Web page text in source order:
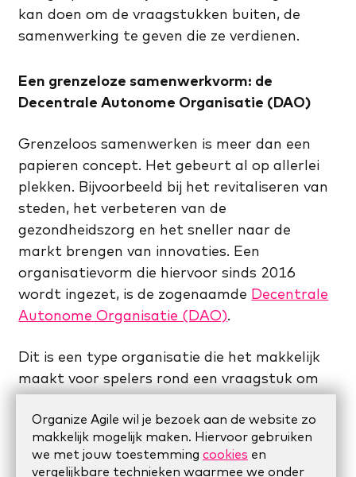
kan doen om de vraagstukken buiten, de
samenwerking te geven die ze verdienen.
Een grenzeloze samenwerkvorm: de
Decentrale Autonome Organisatie (DAO)
Grenzeloos samenwerken is meer dan een
papieren concept. Het gebeurt al op allerlei
plekken. Bijvoorbeeld bij het revitaliseren van
steden, het verbeteren van de
gezondheidszorg en het sneller naar de
markt brengen van innovaties. Een
organisatievorm die hiervoor sinds 2016
wordt ingezet, is de zogenaamde Decentrale
Autonome Organisatie (DAO).
Dit is een type organisatie die het makkelijk
maakt voor spelers rond een vraagstuk om
zich aan te sluiten, met elkaar richting te
geven aan oplossingen en samen met budget
te doen wat nodig is. Dat alles zeer
transparant en gebruikmakend van online
Organize Agile wil je bezoek aan de website zo
makkelijk mogelijk maken. Hiervoor gebruiken
we met jouw toestemming cookies en
vergelijkbare technieken waarmee we onder